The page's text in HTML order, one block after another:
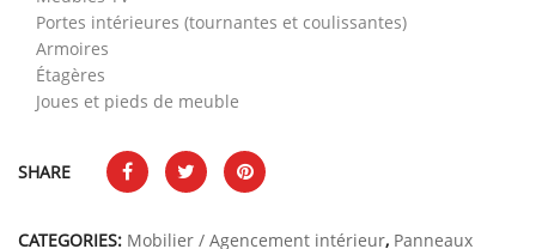
Portes intérieures (tournantes et coulissantes)
Armoires
Étagères
Joues et pieds de meuble
SHARE
CATEGORIES: Mobilier / Agencement intérieur, Panneaux